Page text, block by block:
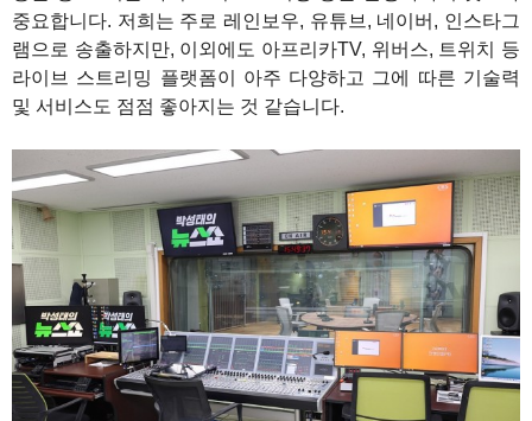
중요합니다. 저희는 주로 레인보우, 유튜브, 네이버, 인스타그
램으로 송출하지만, 이외에도 아프리카TV, 위버스, 트위치 등
라이브 스트리밍 플랫폼이 아주 다양하고 그에 따른 기술력
및 서비스도 점점 좋아지는 것 같습니다.